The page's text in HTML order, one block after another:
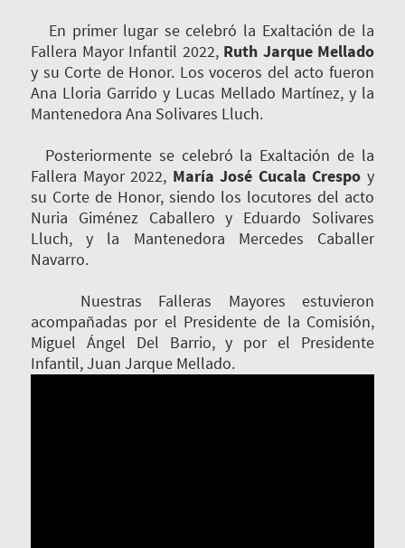
En primer lugar se celebró la Exaltación de la
Fallera Mayor Infantil 2022, Ruth Jarque Mellado
y su Corte de Honor. Los voceros del acto fueron
Ana Lloria Garrido y Lucas Mellado Martínez, y la
Mantenedora Ana Solivares Lluch.
Posteriormente se celebró la Exaltación de la
Fallera Mayor 2022, María José Cucala Crespo y
su Corte de Honor, siendo los locutores del acto
Nuria Giménez Caballero y Eduardo Solivares
Lluch, y la Mantenedora Mercedes Caballer
Navarro.
Nuestras Falleras Mayores estuvieron
acompañadas por el Presidente de la Comisión,
Miguel Ángel Del Barrio, y por el Presidente
Infantil, Juan Jarque Mellado.